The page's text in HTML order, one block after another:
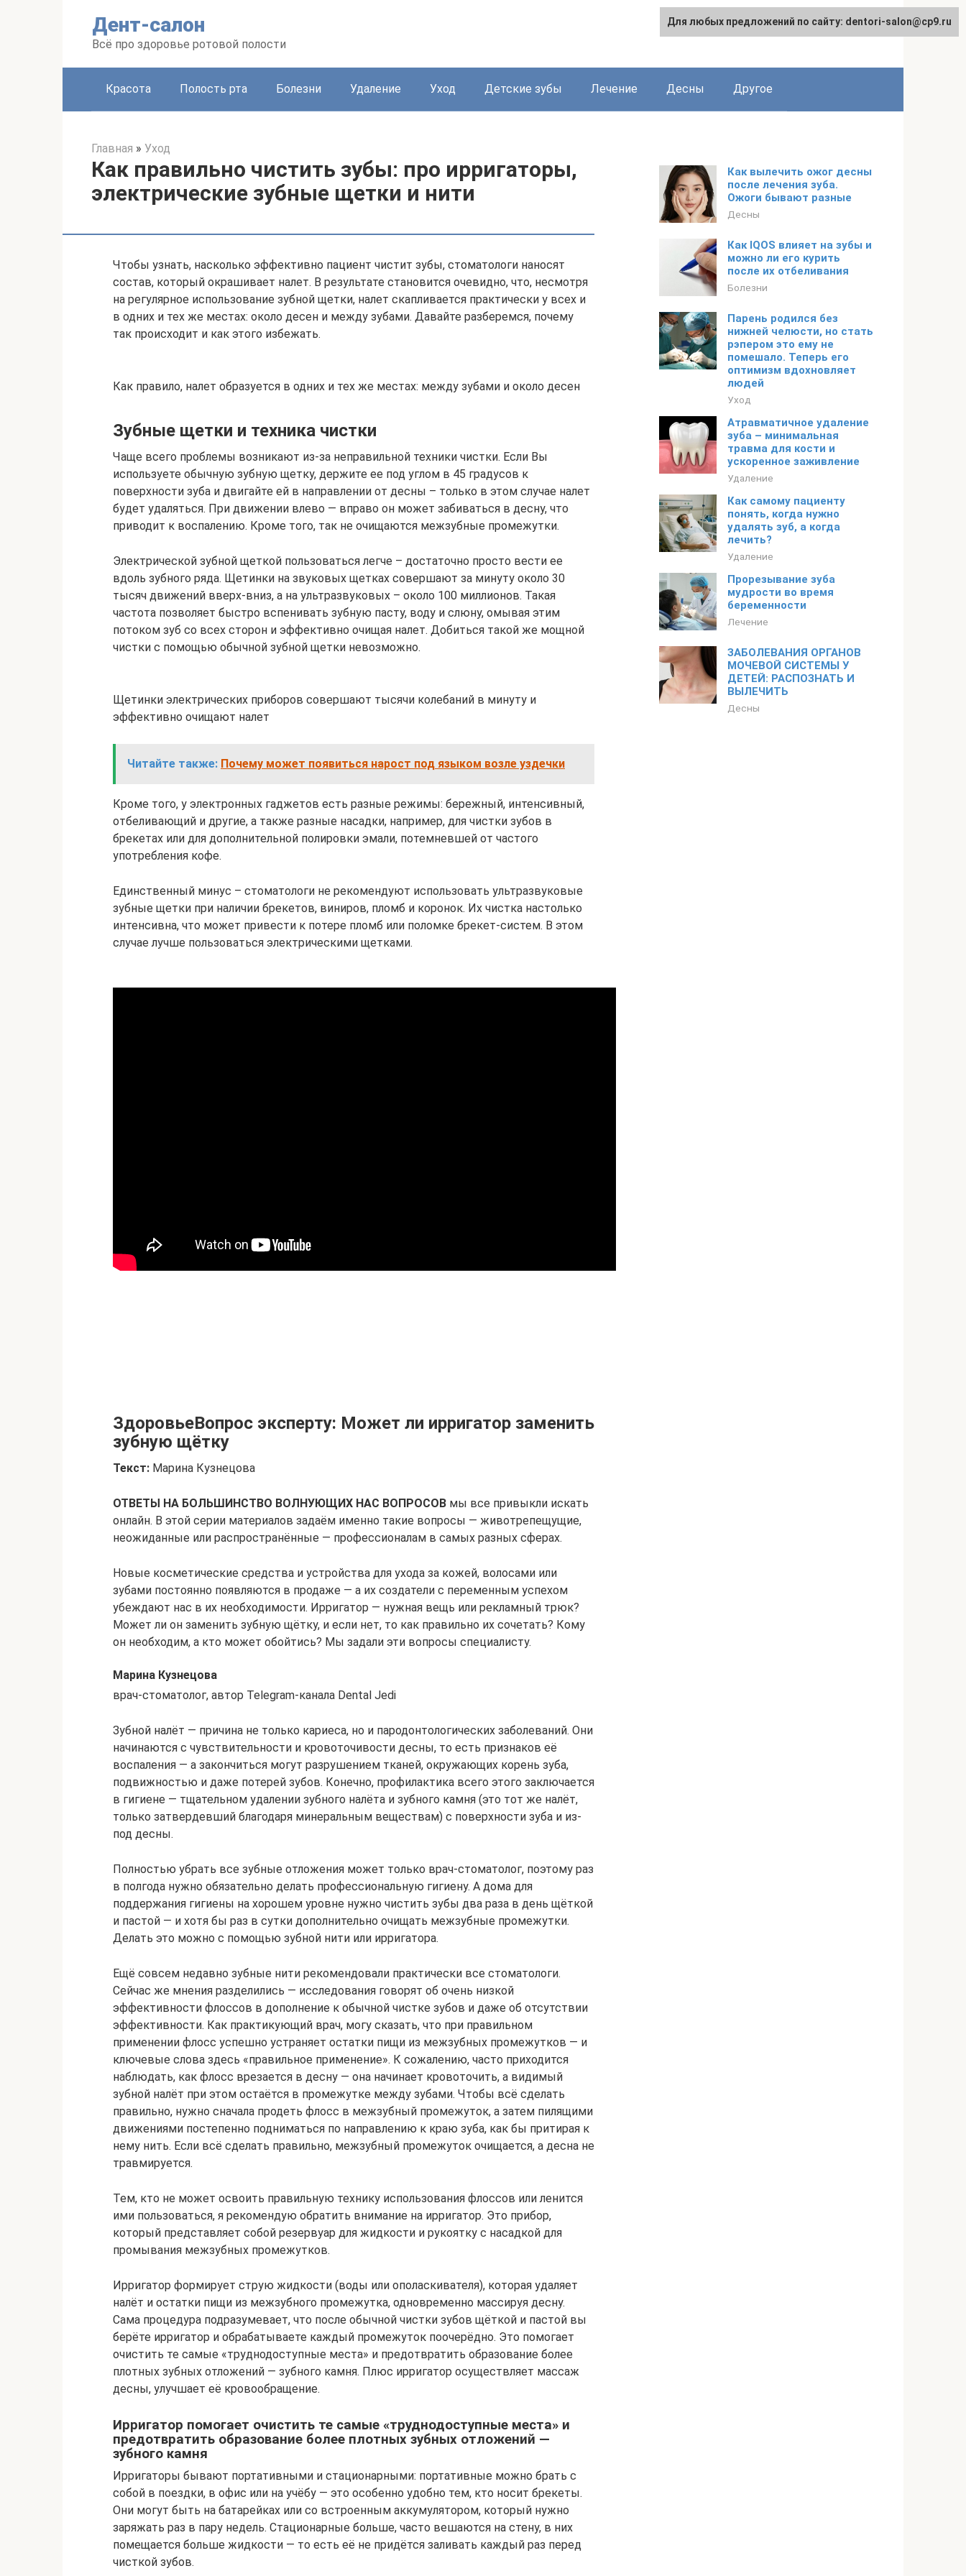
Дент-салон
Всё про здоровье ротовой полости
Красота Полость рта Болезни Удаление Уход Детские зубы Лечение Десны Другое
Главная » Уход
Как правильно чистить зубы: про ирригаторы,
электрические зубные щетки и нити
Чтобы узнать, насколько эффективно пациент чистит зубы, стоматологи наносят
состав, который окрашивает налет. В результате становится очевидно, что, несмотря
на регулярное использование зубной щетки, налет скапливается практически у всех и
в одних и тех же местах: около десен и между зубами. Давайте разберемся, почему
так происходит и как этого избежать.
Как правило, налет образуется в одних и тех же местах: между зубами и около десен
Зубные щетки и техника чистки
Чаще всего проблемы возникают из-за неправильной техники чистки. Если Вы
используете обычную зубную щетку, держите ее под углом в 45 градусов к
поверхности зуба и двигайте ей в направлении от десны – только в этом случае налет
будет удаляться. При движении влево — вправо он может забиваться в десну, что
приводит к воспалению. Кроме того, так не очищаются межзубные промежутки.
Электрической зубной щеткой пользоваться легче – достаточно просто вести ее
вдоль зубного ряда. Щетинки на звуковых щетках совершают за минуту около 30
тысяч движений вверх-вниз, а на ультразвуковых – около 100 миллионов. Такая
частота позволяет быстро вспенивать зубную пасту, воду и слюну, омывая этим
потоком зуб со всех сторон и эффективно очищая налет. Добиться такой же мощной
чистки с помощью обычной зубной щетки невозможно.
Щетинки электрических приборов совершают тысячи колебаний в минуту и
эффективно очищают налет
Читайте также: Почему может появиться нарост под языком возле уздечки
Кроме того, у электронных гаджетов есть разные режимы: бережный, интенсивный,
отбеливающий и другие, а также разные насадки, например, для чистки зубов в
брекетах или для дополнительной полировки эмали, потемневшей от частого
употребления кофе.
Единственный минус – стоматологи не рекомендуют использовать ультразвуковые
зубные щетки при наличии брекетов, виниров, пломб и коронок. Их чистка настолько
интенсивна, что может привести к потере пломб или поломке брекет-систем. В этом
случае лучше пользоваться электрическими щетками.
ЗдоровьеВопрос эксперту: Может ли ирригатор заменить
зубную щётку
Текст: Марина Кузнецова
ОТВЕТЫ НА БОЛЬШИНСТВО ВОЛНУЮЩИХ НАС ВОПРОСОВ мы все привыкли искать
онлайн. В этой серии материалов задаём именно такие вопросы — животрепещущие,
неожиданные или распространённые — профессионалам в самых разных сферах.
Новые косметические средства и устройства для ухода за кожей, волосами или
зубами постоянно появляются в продаже — а их создатели с переменным успехом
убеждают нас в их необходимости. Ирригатор — нужная вещь или рекламный трюк?
Может ли он заменить зубную щётку, и если нет, то как правильно их сочетать? Кому
он необходим, а кто может обойтись? Мы задали эти вопросы специалисту.
Марина Кузнецова
врач-стоматолог, автор Telegram-канала Dental Jedi
Зубной налёт — причина не только кариеса, но и пародонтологических заболеваний. Они
начинаются с чувствительности и кровоточивости десны, то есть признаков её
воспаления — а закончиться могут разрушением тканей, окружающих корень зуба,
подвижностью и даже потерей зубов. Конечно, профилактика всего этого заключается
в гигиене — тщательном удалении зубного налёта и зубного камня (это тот же налёт,
только затвердевший благодаря минеральным веществам) с поверхности зуба и из-
под десны.
Полностью убрать все зубные отложения может только врач-стоматолог, поэтому раз
в полгода нужно обязательно делать профессиональную гигиену. А дома для
поддержания гигиены на хорошем уровне нужно чистить зубы два раза в день щёткой
и пастой — и хотя бы раз в сутки дополнительно очищать межзубные промежутки.
Делать это можно с помощью зубной нити или ирригатора.
Ещё совсем недавно зубные нити рекомендовали практически все стоматологи.
Сейчас же мнения разделились — исследования говорят об очень низкой
эффективности флоссов в дополнение к обычной чистке зубов и даже об отсутствии
эффективности. Как практикующий врач, могу сказать, что при правильном
применении флосс успешно устраняет остатки пищи из межзубных промежутков — и
ключевые слова здесь «правильное применение». К сожалению, часто приходится
наблюдать, как флосс врезается в десну — она начинает кровоточить, а видимый
зубной налёт при этом остаётся в промежутке между зубами. Чтобы всё сделать
правильно, нужно сначала продеть флосс в межзубный промежуток, а затем пилящими
движениями постепенно подниматься по направлению к краю зуба, как бы притирая к
нему нить. Если всё сделать правильно, межзубный промежуток очищается, а десна не
травмируется.
Тем, кто не может освоить правильную технику использования флоссов или ленится
ими пользоваться, я рекомендую обратить внимание на ирригатор. Это прибор,
который представляет собой резервуар для жидкости и рукоятку с насадкой для
промывания межзубных промежутков.
Ирригатор формирует струю жидкости (воды или ополаскивателя), которая удаляет
налёт и остатки пищи из межзубного промежутка, одновременно массируя десну.
Сама процедура подразумевает, что после обычной чистки зубов щёткой и пастой вы
берёте ирригатор и обрабатываете каждый промежуток поочерёдно. Это помогает
очистить те самые «труднодоступные места» и предотвратить образование более
плотных зубных отложений — зубного камня. Плюс ирригатор осуществляет массаж
десны, улучшает её кровообращение.
Ирригатор помогает очистить те самые «труднодоступные места» и
предотвратить образование более плотных зубных отложений —
зубного камня
Ирригаторы бывают портативными и стационарными: портативные можно брать с
собой в поездки, в офис или на учёбу — это особенно удобно тем, кто носит брекеты.
Они могут быть на батарейках или со встроенным аккумулятором, который нужно
заряжать раз в пару недель. Стационарные больше, часто вешаются на стену, в них
помещается больше жидкости — то есть её не придётся заливать каждый раз перед
чисткой зубов.
Как вылечить ожог десны
после лечения зуба.
Ожоги бывают разные
Десны
Как IQOS влияет на зубы и
можно ли его курить
после их отбеливания
Болезни
Парень родился без
нижней челюсти, но стать
рэпером это ему не
помешало. Теперь его
оптимизм вдохновляет
людей
Уход
Атравматичное удаление
зуба – минимальная
травма для кости и
ускоренное заживление
Удаление
Как самому пациенту
понять, когда нужно
удалять зуб, а когда
лечить?
Удаление
Прорезывание зуба
мудрости во время
беременности
Лечение
ЗАБОЛЕВАНИЯ ОРГАНОВ
МОЧЕВОЙ СИСТЕМЫ У
ДЕТЕЙ: РАСПОЗНАТЬ И
ВЫЛЕЧИТЬ
Десны
Для любых предложений по сайту: dentori-salon@cp9.ru